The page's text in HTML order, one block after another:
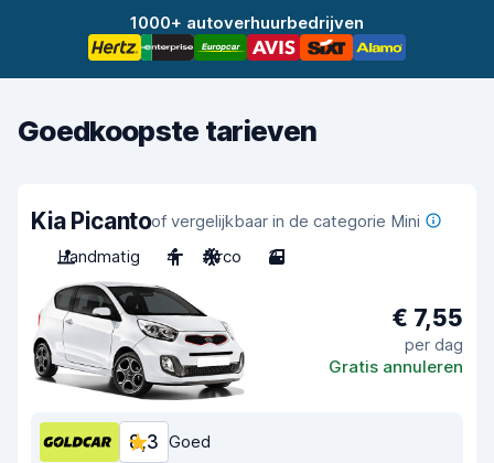
1000+ autoverhuurbedrijven
Goedkoopste tarieven
Kia Picantoof vergelijkbaar in de categorie Mini
Handmatig
4 Airco 3
€ 7,55
per dag
Gratis annuleren
8,3 Goed